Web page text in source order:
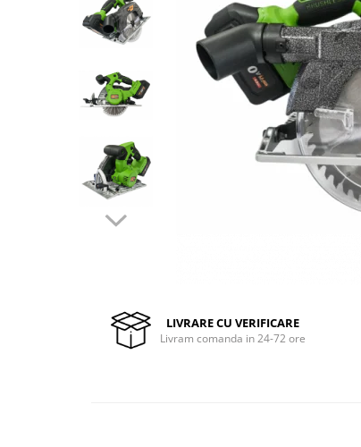
Hidrofor cu pompa submersibila
Pompe de stropit
Pompe de stropit electrice
Pompe de stropit manuale
Mori electrice
Mori electrice cereale
Dezumidificatoare
LIVRARE CU VERIFICARE
Livram comanda in 24-72 ore